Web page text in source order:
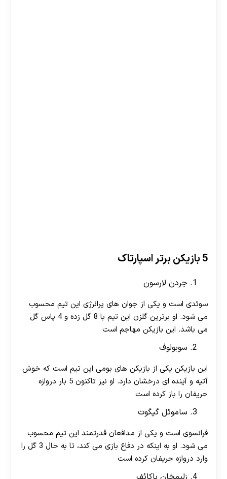
5 بازیکن برتر اسپارتا ک
جردن لارسون
سوئدی است و یکی از جوان های پرانرژی این تیم محسوب
می شود. او برترین گلزن این تیم با 8 گل زده و 4 پاس گل
می باشد. این بازیکن مهاجم است
سوبولوف
این بازیکن یکی از بازیکن های بومی این تیم است که خوش
آتیه و آینده ای درخشان دارد. او نیز تاکنون 5 بار دروازه
حریفان را باز کرده است
ساموئل گیگوت
فرانسوی است و یکی از مدافعان قدرتمند این تیم محسوب
می شود. او به اینکه در دفاع بازی می کند، تا به حال 3 گل را
وارد دروازه حریفان کرده است